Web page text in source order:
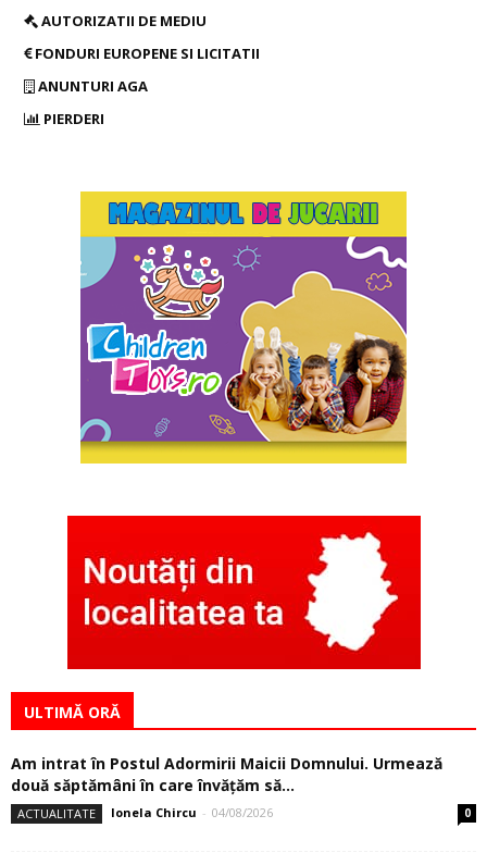
AUTORIZATII DE MEDIU
FONDURI EUROPENE SI LICITATII
ANUNTURI AGA
PIERDERI
ULTIMĂ ORĂ
Am intrat în Postul Adormirii Maicii Domnului. Urmează
două săptămâni în care învăţăm să...
ACTUALITATE Ionela Chircu - 04/08/2026 0